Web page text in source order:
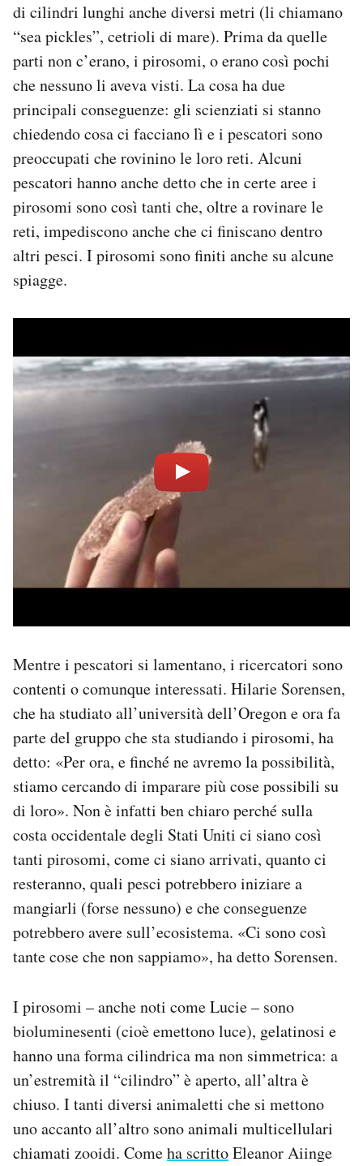
CALENDARIO
AREA PERSONALE
Area Personale
Newsletter
Notifiche mobile
Regala il Post
Esci
di cilindri lunghi anche diversi metri (li chiamano
“sea pickles”, cetrioli di mare). Prima da quelle
parti non c’erano, i pirosomi, o erano così pochi
che nessuno li aveva visti. La cosa ha due
principali conseguenze: gli scienziati si stanno
chiedendo cosa ci facciano lì e i pescatori sono
preoccupati che rovinino le loro reti. Alcuni
pescatori hanno anche detto che in certe aree i
pirosomi sono così tanti che, oltre a rovinare le
reti, impediscono anche che ci finiscano dentro
altri pesci. I pirosomi sono finiti anche su alcune
spiagge.
Mentre i pescatori si lamentano, i ricercatori sono
contenti o comunque interessati. Hilarie Sorensen,
che ha studiato all’università dell’Oregon e ora fa
parte del gruppo che sta studiando i pirosomi, ha
detto: «Per ora, e finché ne avremo la possibilità,
stiamo cercando di imparare più cose possibili su
di loro». Non è infatti ben chiaro perché sulla
costa occidentale degli Stati Uniti ci siano così
tanti pirosomi, come ci siano arrivati, quanto ci
resteranno, quali pesci potrebbero iniziare a
mangiarli (forse nessuno) e che conseguenze
potrebbero avere sull’ecosistema. «Ci sono così
tante cose che non sappiamo», ha detto Sorensen.
I pirosomi – anche noti come Lucie – sono
bioluminesenti (cioè emettono luce), gelatinosi e
hanno una forma cilindrica ma non simmetrica: a
un’estremità il “cilindro” è aperto, all’altra è
chiuso. I tanti diversi animaletti che si mettono
uno accanto all’altro sono animali multicellulari
chiamati zooidi. Comeha scrittoEleanor Aiinge